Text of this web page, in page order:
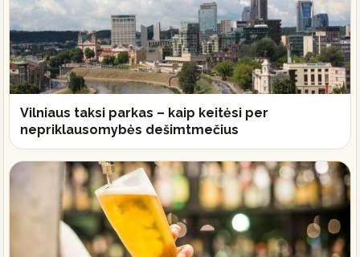
Vilniaus taksi parkas – kaip keitėsi per
nepriklausomybės dešimtmečius